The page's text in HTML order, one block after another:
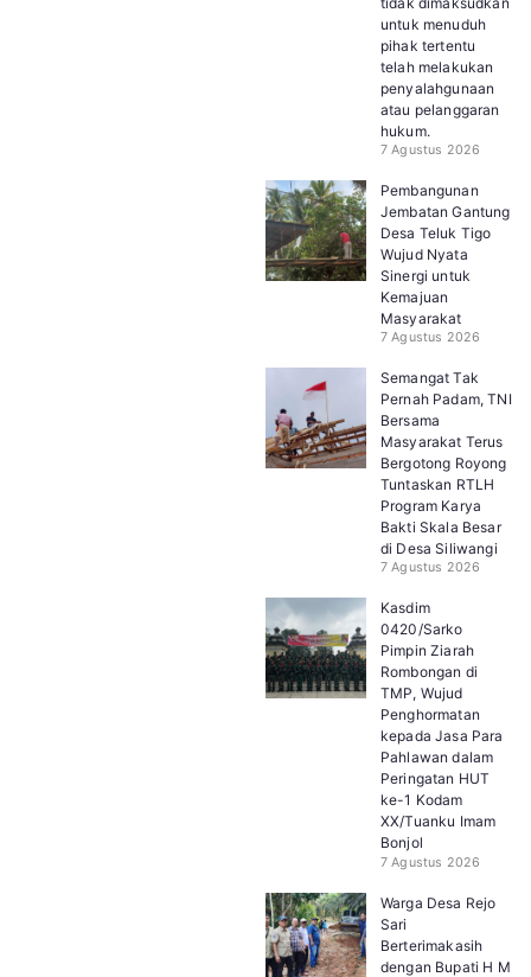
untuk menuduh
pihak tertentu
telah melakukan
penyalahgunaan
atau pelanggaran
hukum.
7 Agustus 2026
Pembangunan
Jembatan Gantung
Desa Teluk Tigo
Wujud Nyata
Sinergi untuk
Kemajuan
Masyarakat
7 Agustus 2026
Semangat Tak
Pernah Padam, TNI
Bersama
Masyarakat Terus
Bergotong Royong
Tuntaskan RTLH
Program Karya
Bakti Skala Besar
di Desa Siliwangi
7 Agustus 2026
Kasdim
0420/Sarko
Pimpin Ziarah
Rombongan di
TMP, Wujud
Penghormatan
kepada Jasa Para
Pahlawan dalam
Peringatan HUT
ke-1 Kodam
XX/Tuanku Imam
Bonjol
7 Agustus 2026
Warga Desa Rejo
Sari
Berterimakasih
dengan Bupati H M